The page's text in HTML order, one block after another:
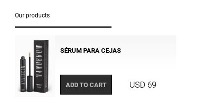
Our products
SÉRUM PARA CEJAS
ADD TO CART USD 69